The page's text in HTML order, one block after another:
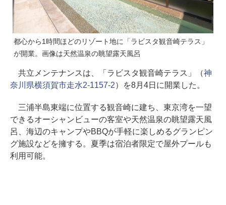
都心から1時間ほどのリゾート地に「ラビスタ観音崎テラス」
が開業。画像は天然温泉の眺望露天風呂
共立メンテナンスは、「ラビスタ観音崎テラス」（神
奈川県横須賀市走水2-1157-2）を8月4日に開業した。
三浦半島東端に位置する観音崎に建ち、東京湾を一望
できるオーシャンビューの客室や天然温泉の眺望露天風
呂、海辺のキャンプやBBQが手軽に楽しめるグランピン
グ施設などを擁する。夏季は宿泊者限定で屋外プールも
利用可能。